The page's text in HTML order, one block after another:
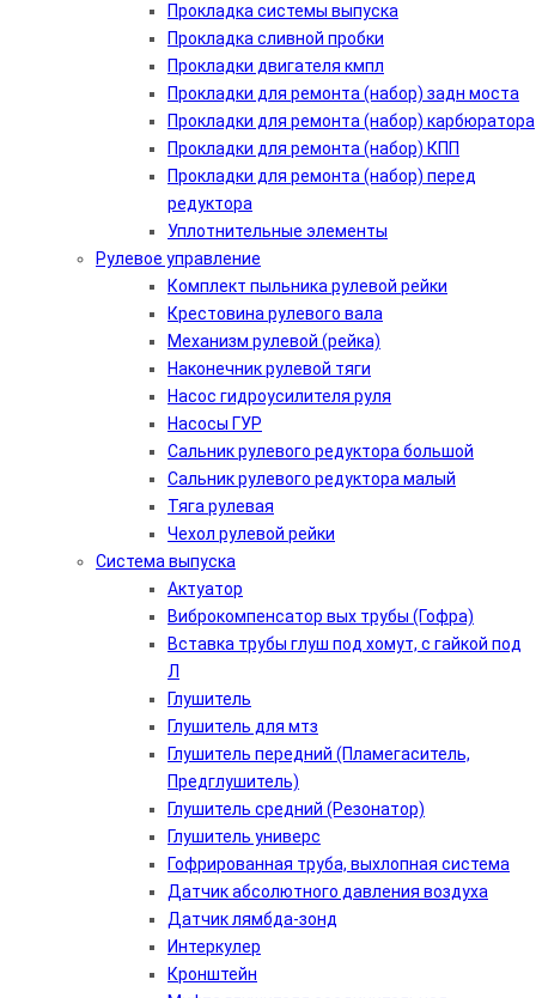
Прокладка системы выпуска
Прокладка сливной пробки
Прокладки двигателя кмпл
Прокладки для ремонта (набор) задн моста
Прокладки для ремонта (набор) карбюратора
Прокладки для ремонта (набор) КПП
Прокладки для ремонта (набор) перед
редуктора
Уплотнительные элементы
Рулевое управление
Комплект пыльника рулевой рейки
Крестовина рулевого вала
Механизм рулевой (рейка)
Наконечник рулевой тяги
Насос гидроусилителя руля
Насосы ГУР
Сальник рулевого редуктора большой
Сальник рулевого редуктора малый
Тяга рулевая
Чехол рулевой рейки
Система выпуска
Актуатор
Виброкомпенсатор вых трубы (Гофра)
Вставка трубы глуш под хомут, с гайкой под
Л
Глушитель
Глушитель для мтз
Глушитель передний (Пламегаситель,
Предглушитель)
Глушитель средний (Резонатор)
Глушитель универс
Гофрированная труба, выхлопная система
Датчик абсолютного давления воздуха
Датчик лямбда-зонд
Интеркулер
Кронштейн